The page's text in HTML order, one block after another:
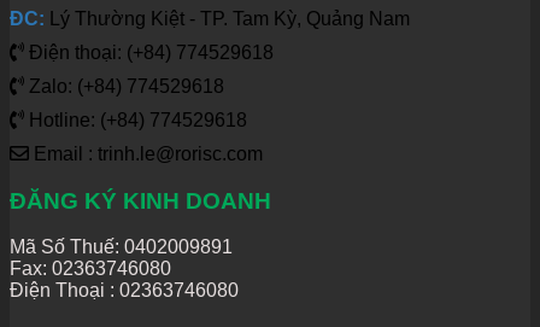
ĐC: Lý Thường Kiệt - TP. Tam Kỳ, Quảng Nam
Điện thoại: (+84) 774529618
Zalo: (+84) 774529618
Hotline: (+84) 774529618
Email : trinh.le@rorisc.com
ĐĂNG KÝ KINH DOANH
Mã Số Thuế: 0402009891
Fax: 02363746080
Điện Thoại : 02363746080